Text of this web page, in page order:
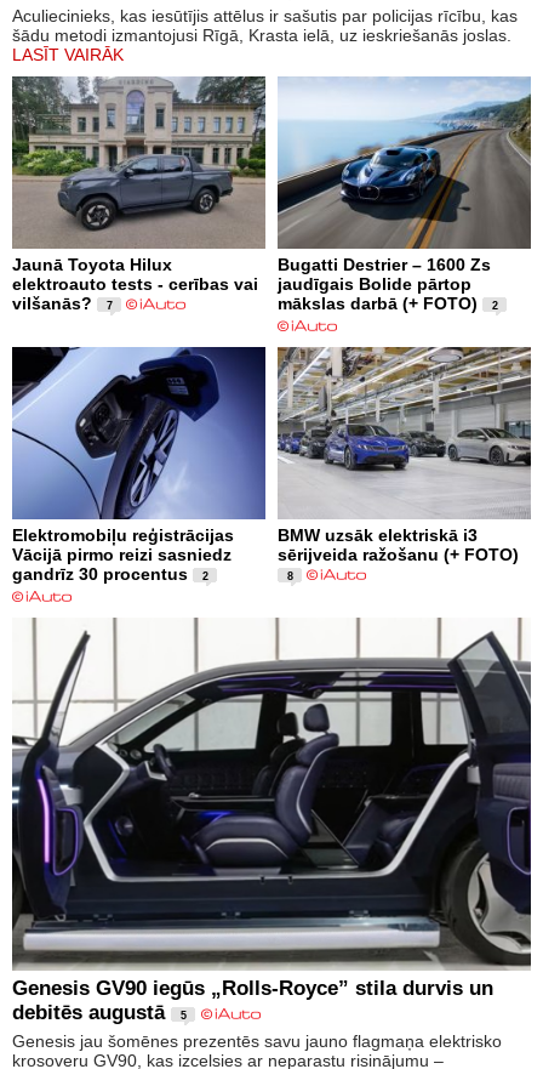
Aculiecinieks, kas iesūtījis attēlus ir sašutis par policijas rīcību, kas
šādu metodi izmantojusi Rīgā, Krasta ielā, uz ieskriešanās joslas.
LASĪT VAIRĀK
Jaunā Toyota Hilux
elektroauto tests - cerības vai
vilšanās?
7
Bugatti Destrier – 1600 Zs
jaudīgais Bolide pārtop
mākslas darbā (+ FOTO)
2
Elektromobiļu reģistrācijas
Vācijā pirmo reizi sasniedz
gandrīz 30 procentus
2
BMW uzsāk elektriskā i3
sērijveida ražošanu (+ FOTO)
8
Genesis GV90 iegūs „Rolls-Royce” stila durvis un
debitēs augustā
5
Genesis jau šomēnes prezentēs savu jauno flagmaņa elektrisko
krosoveru GV90, kas izcelsies ar neparastu risinājumu –